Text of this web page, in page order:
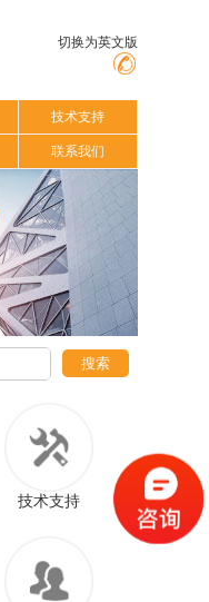
切换为英文版
技术支持
联系我们
搜索
技术支持